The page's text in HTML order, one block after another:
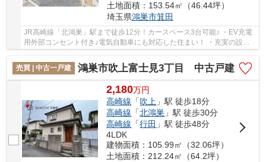
土地面積：153.54㎡（46.44坪）
埼玉県鴻巣市箕田
JR高崎線「北鴻巣」駅まで徒歩12分！カースペース3台可能♪ ・EV充電
用外部コンセント付き♪電気自動車にも対応した住まい！ ・充実の設備♪
売買 | 中古一戸建
鴻巣市吹上富士見3丁目 中古戸建
2,180万円
高崎線 「吹上 」駅 徒歩18分
高崎線 「北鴻巣 」駅 徒歩30分
高崎線 「行田 」駅 徒歩48分
4LDK
建物面積：105.99㎡（32.06坪）
土地面積：212.24㎡（64.2坪）